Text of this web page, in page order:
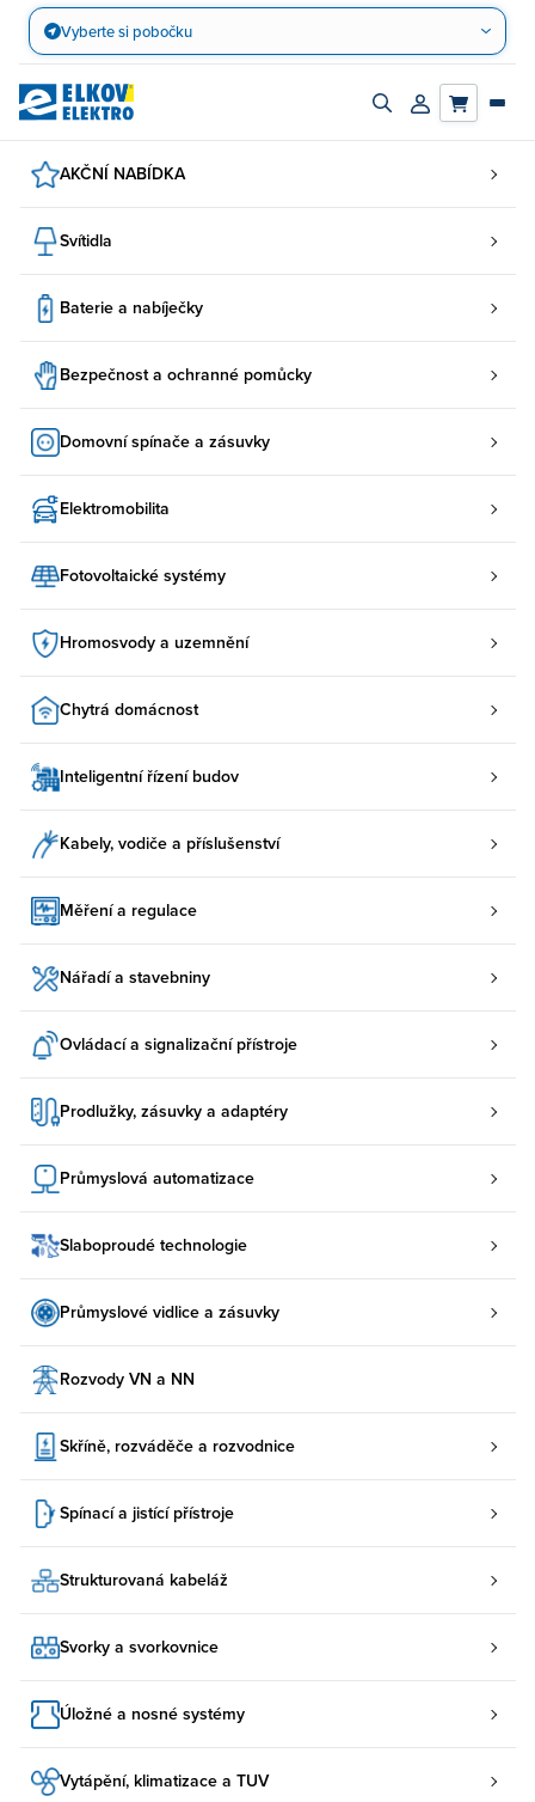
Přejít
obsah
Vyberte si pobočku
Zapnout/vypnout
Přihlásit/
AKČNÍ NABÍDKA
Svítidla
Baterie a nabíječky
Bezpečnost a ochranné pomůcky
Domovní spínače a zásuvky
Elektromobilita
Fotovoltaické systémy
Hromosvody a uzemnění
Chytrá domácnost
Inteligentní řízení budov
Kabely, vodiče a příslušenství
Měření a regulace
Nářadí a stavebniny
Ovládací a signalizační přístroje
Prodlužky, zásuvky a adaptéry
Průmyslová automatizace
Slaboproudé technologie
Průmyslové vidlice a zásuvky
Rozvody VN a NN
Skříně, rozváděče a rozvodnice
Spínací a jistící přístroje
Strukturovaná kabeláž
Svorky a svorkovnice
Úložné a nosné systémy
Vytápění, klimatizace a TUV